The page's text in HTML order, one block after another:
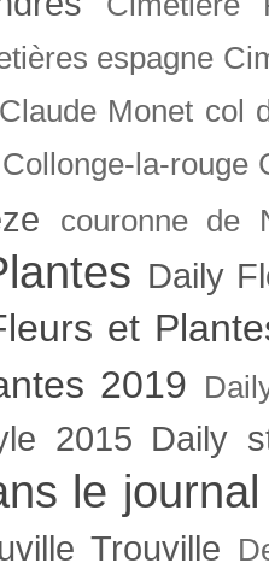
espagne
Claude Monet col
Collonge-la-rouge
couronne de
Daily
et
2019
2015 Daily
le journal
Trouville